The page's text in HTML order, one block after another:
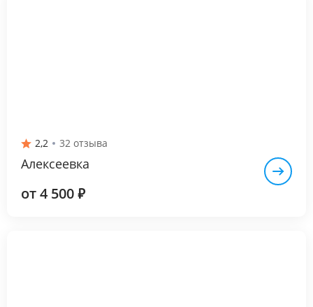
2,2 32 отзыва
Алексеевка
от 4 500₽